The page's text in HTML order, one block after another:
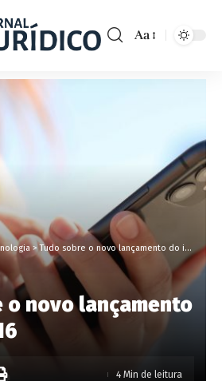
Aa
>Tudo sobre o novo lançamento do iPhone 16
o novo lançamento
4 Min de leitura